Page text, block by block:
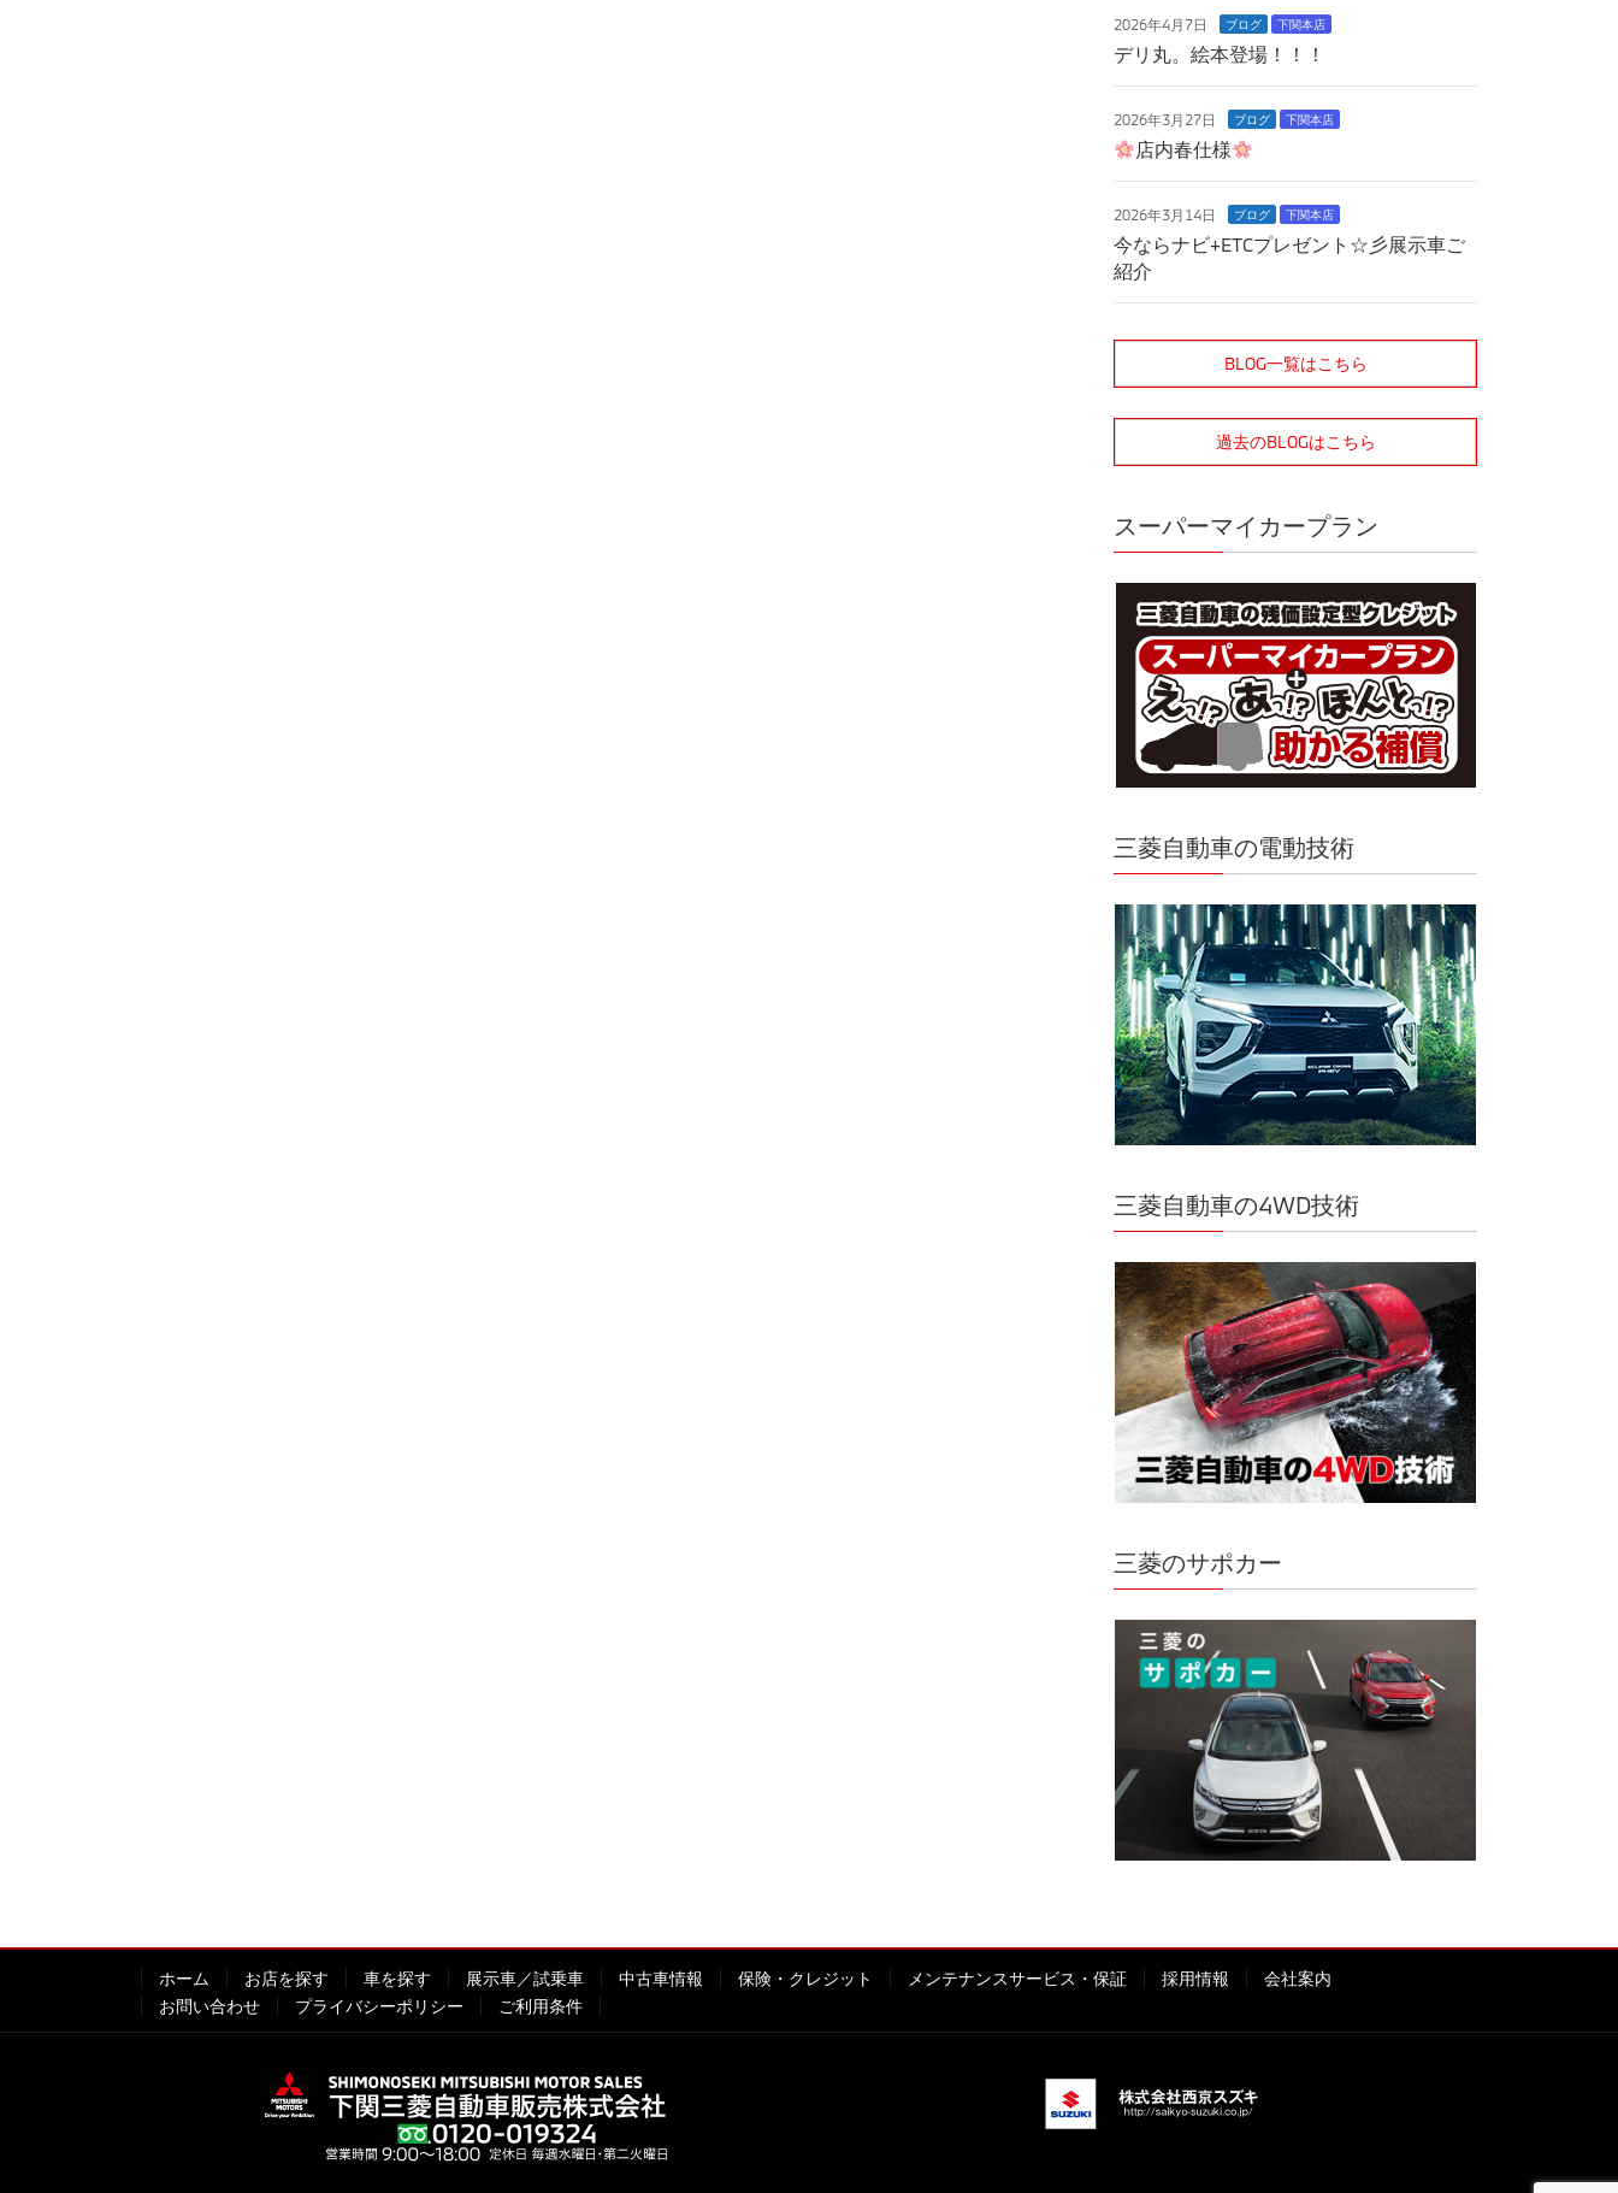
2026年4月7日 ブログ 下関本店
デリ丸。絵本登場！！！
2026年3月27日 ブログ 下関本店
店内春仕様
2026年3月14日 ブログ 下関本店
今ならナビ+ETCプレゼント☆彡展示車ご
紹介
BLOG一覧はこちら
過去のBLOGはこちら
スーパーマイカープラン
三菱自動車の電動技術
三菱自動車の4WD技術
三菱のサポカー
ホーム お店を探す 車を探す 展示車／試乗車 中古車情報 保険・クレジット メンテナンスサービス・保証 採用情報
会社案内
お問い合わせ
プライバシーポリシー ご利用条件